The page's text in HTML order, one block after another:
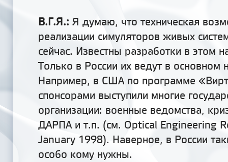
В.Г.Я.: Я думаю, что техническая
реализации симуляторов живых
сейчас. Известны разработки в этом
Только в России их ведут в основном
Например, в США по программе
спонсорами выступили многие
организации: военные ведомства,
ДАРПА и т.п. (см. Optical Engineering
January 1998). Наверное, в России
особо кому нужны.